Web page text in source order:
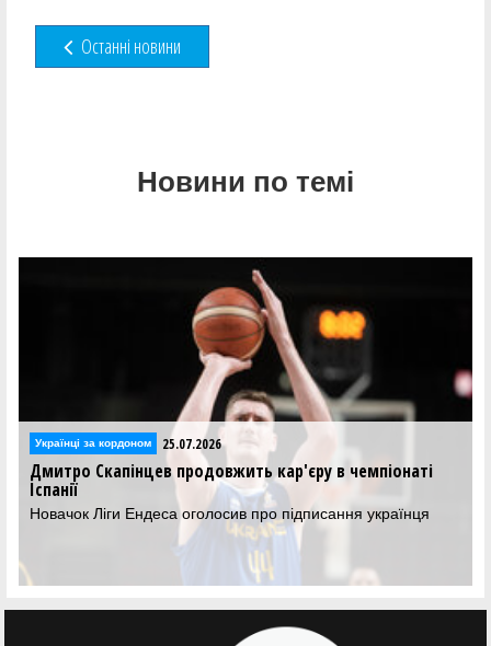
Останні новини
Новини по темі
Українці за кордоном 25.07.2026
Дмитро Скапінцев продовжить кар'єру в чемпіонаті
Іспанії
Новачок Ліги Ендеса оголосив про підписання українця